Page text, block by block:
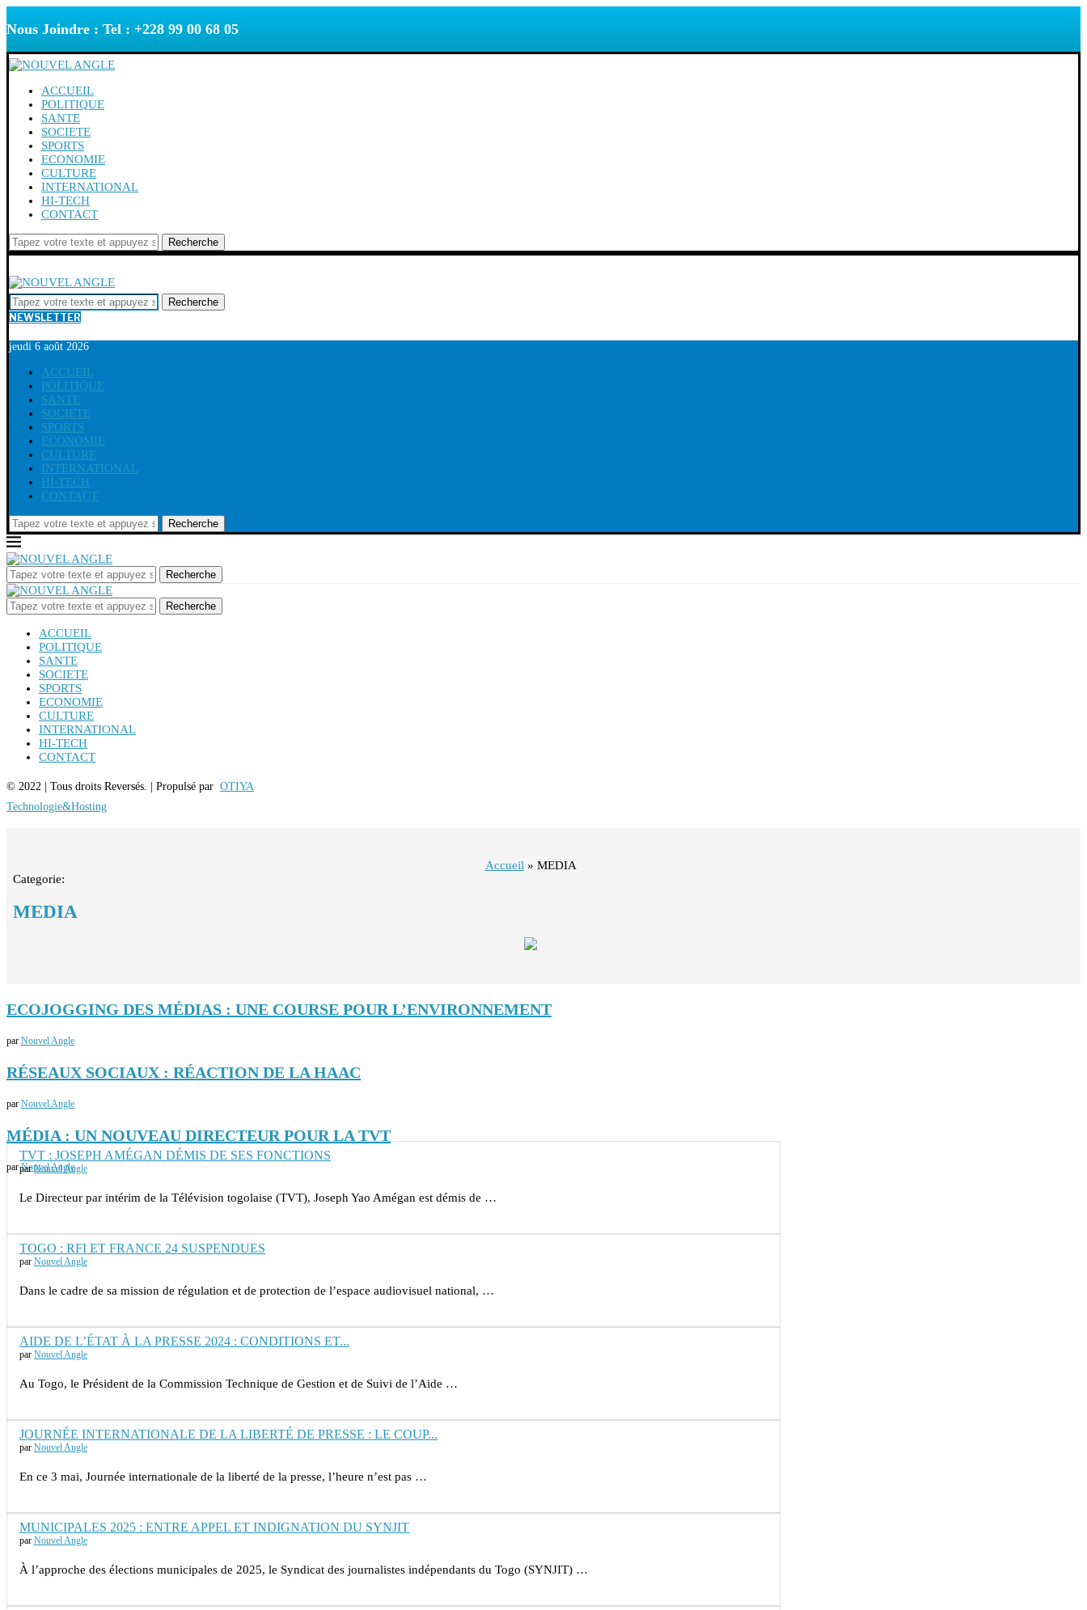
Nous Joindre : Tel : +228 99 00 68 05
ACCUEIL
POLITIQUE
SANTE
SOCIETE
SPORTS
ECONOMIE
CULTURE
INTERNATIONAL
HI-TECH
CONTACT
Recherche
Recherche
NEWSLETTER
jeudi 6 août 2026
ACCUEIL
POLITIQUE
SANTE
SOCIETE
SPORTS
ECONOMIE
CULTURE
INTERNATIONAL
HI-TECH
CONTACT
Recherche
Recherche
Recherche
ACCUEIL
POLITIQUE
SANTE
SOCIETE
SPORTS
ECONOMIE
CULTURE
INTERNATIONAL
HI-TECH
CONTACT
© 2022 | Tous droits Reversés. | Propulsé par OTIYA
Technologie&Hosting
Accueil » MEDIA
Categorie:
MEDIA
ECOJOGGING DES MÉDIAS : UNE COURSE POUR L’ENVIRONNEMENT
par Nouvel Angle
RÉSEAUX SOCIAUX : RÉACTION DE LA HAAC
par Nouvel Angle
MÉDIA : UN NOUVEAU DIRECTEUR POUR LA TVT
parNouvel Angle
TVT : JOSEPH AMÉGAN DÉMIS DE SES FONCTIONS
parNouvel Angle
Le Directeur par intérim de la Télévision togolaise (TVT), Joseph Yao Amégan est démis de …
TOGO : RFI ET FRANCE 24 SUSPENDUES
par Nouvel Angle
Dans le cadre de sa mission de régulation et de protection de l’espace audiovisuel national, …
AIDE DE L’ÉTAT À LA PRESSE 2024 : CONDITIONS ET...
par Nouvel Angle
Au Togo, le Président de la Commission Technique de Gestion et de Suivi de l’Aide …
JOURNÉE INTERNATIONALE DE LA LIBERTÉ DE PRESSE : LE COUP...
par Nouvel Angle
En ce 3 mai, Journée internationale de la liberté de la presse, l’heure n’est pas …
MUNICIPALES 2025 : ENTRE APPEL ET INDIGNATION DU SYNJIT
par Nouvel Angle
À l’approche des élections municipales de 2025, le Syndicat des journalistes indépendants du Togo (SYNJIT) …